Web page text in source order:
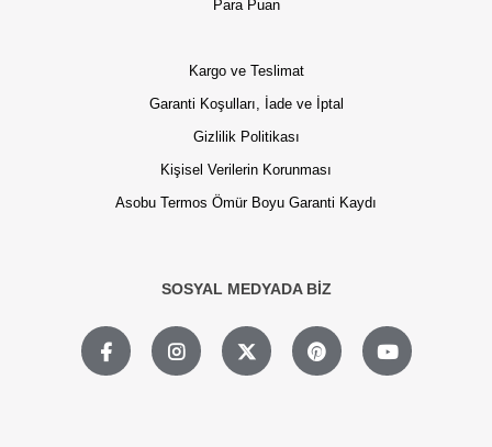
Para Puan
Kargo ve Teslimat
Garanti Koşulları, İade ve İptal
Gizlilik Politikası
Kişisel Verilerin Korunması
Asobu Termos Ömür Boyu Garanti Kaydı
SOSYAL MEDYADA BİZ